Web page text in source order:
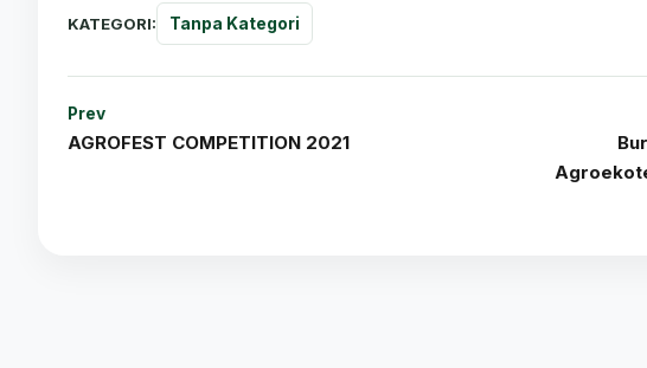
KATEGORI: Tanpa Kategori
Prev
AGROFEST COMPETITION 2021